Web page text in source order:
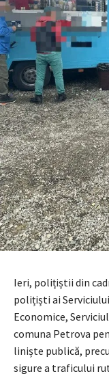
Ieri, polițiștii din
polițiști ai
Economice,
comuna Petrova
liniște publică,
sigure a traficului